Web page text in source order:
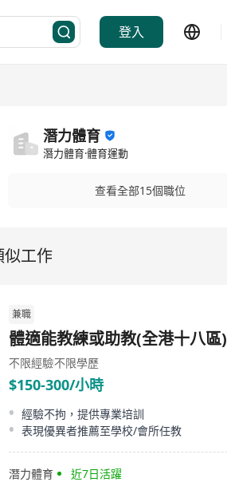
登入
潛力體育
潛力體育·體育運動
查看全部15個職位
似工作
兼職
體適能教練或助教(全港十八區)
不限經驗不限學歷
$150-300/小時
經驗不拘，提供專業培訓
表現優異者推薦至學校/會所任教
潛力體育 近7日活躍